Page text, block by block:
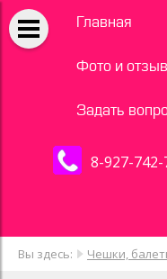
Главная
Фото и
Задать
8-927-742-
Вы здесь: Чешки,